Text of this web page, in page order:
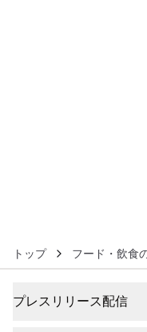
トップ フード・飲食
プレスリリース配信